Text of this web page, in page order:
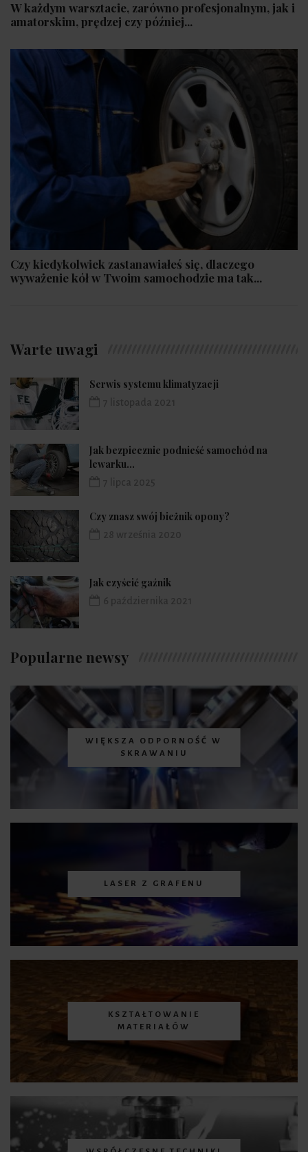
W każdym warsztacie, zarówno profesjonalnym, jak i
amatorskim, prędzej czy później...
Czy kiedykolwiek zastanawiałeś się, dlaczego
wyważenie kół w Twoim samochodzie ma tak...
Warte uwagi
Serwis systemu klimatyzacji
Jak bezpiecznie podnieść samochód na
lewarku...
Czy znasz swój bieżnik opony?
Jak czyścić gaźnik
Popularne newsy
WIĘKSZA ODPORNOŚĆ W
SKRAWANIU
LASER Z GRAFENU
KSZTAŁTOWANIE
MATERIAŁÓW